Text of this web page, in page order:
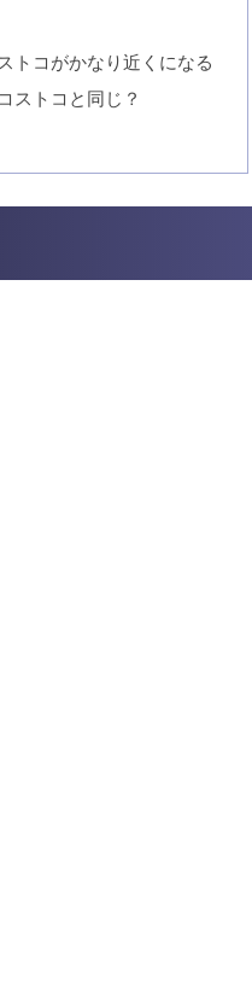
トコがかなり近くになる
ストコと同じ？